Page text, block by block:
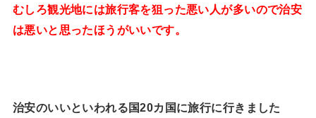
むしろ観光地には旅行客を狙った悪い人が多いので治安
は悪いと思ったほうがいいです。
治安のいいといわれる国20カ国に旅行に行きました